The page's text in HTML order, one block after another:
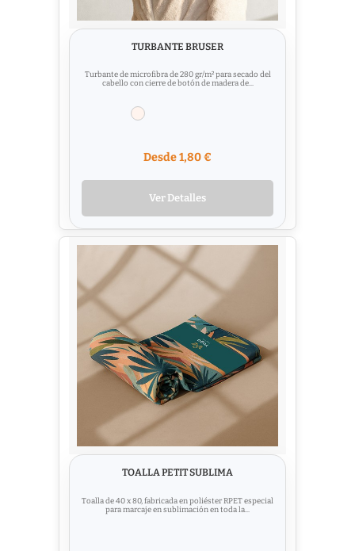
TURBANTE BRUSER
Turbante de microfibra de 280 gr/m² para secado del
cabello con cierre de botón de madera de...
Desde 1,80 €
Ver Detalles
TOALLA PETIT SUBLIMA
Toalla de 40 x 80, fabricada en poliéster RPET especial
para marcaje en sublimación en toda la...